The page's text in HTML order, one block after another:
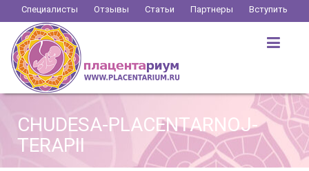
Перейти
к
содержимому
Специалисты Отзывы Статьи Партнеры Вступить
CHUDESA-PLACENTARNOJ-
TERAPII